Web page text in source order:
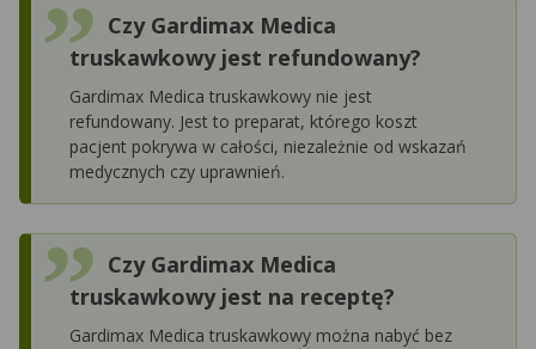
Czy Gardimax Medica
truskawkowy jest refundowany?
Gardimax Medica truskawkowy nie jest
refundowany. Jest to preparat, którego koszt
pacjent pokrywa w całości, niezależnie od wskazań
medycznych czy uprawnień.
Czy Gardimax Medica
truskawkowy jest na receptę?
Gardimax Medica truskawkowy można nabyć bez